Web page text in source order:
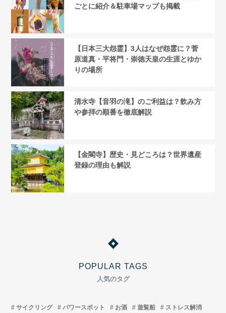
POPULAR TAGS
人気のタグ
サイクリング パワースポット お酒 遊覧船 ストレス解消
ごとに紹介＆駐車場マップも掲載
【日本三大怨霊】3人はなぜ怨霊に？菅
原道真・平将門・崇徳天皇の生涯とゆか
りの場所
清水寺【音羽の滝】のご利益は？飲み方
や参拝の順番を徹底解説
【金閣寺】歴史・見どころは？世界遺産
登録の理由も解説